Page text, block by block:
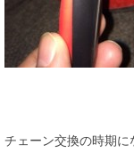
チェーン交換の時期に